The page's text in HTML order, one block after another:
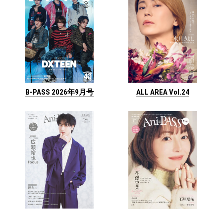
B-PASS 2026年9月号 ALL AREA Vol.24